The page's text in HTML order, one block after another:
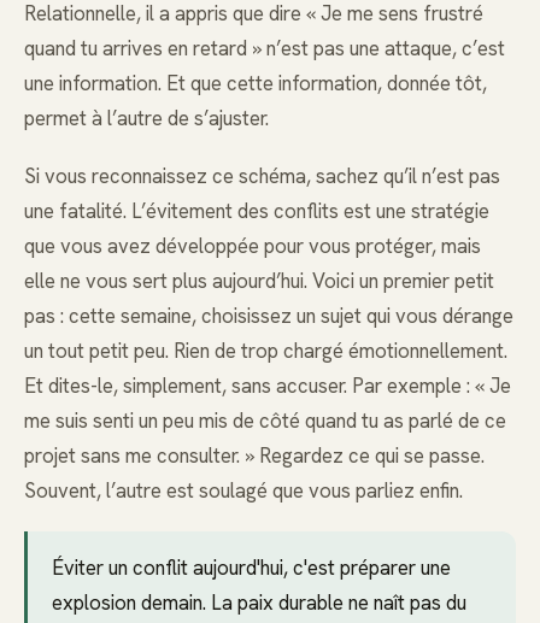
Relationnelle, il a appris que dire « Je me sens frustré
quand tu arrives en retard » n’est pas une attaque, c’est
une information. Et que cette information, donnée tôt,
permet à l’autre de s’ajuster.
Si vous reconnaissez ce schéma, sachez qu’il n’est pas
une fatalité. L’évitement des conflits est une stratégie
que vous avez développée pour vous protéger, mais
elle ne vous sert plus aujourd’hui. Voici un premier petit
pas : cette semaine, choisissez un sujet qui vous dérange
un tout petit peu. Rien de trop chargé émotionnellement.
Et dites-le, simplement, sans accuser. Par exemple : « Je
me suis senti un peu mis de côté quand tu as parlé de ce
projet sans me consulter. » Regardez ce qui se passe.
Souvent, l’autre est soulagé que vous parliez enfin.
Éviter un conflit aujourd'hui, c'est préparer une
explosion demain. La paix durable ne naît pas du